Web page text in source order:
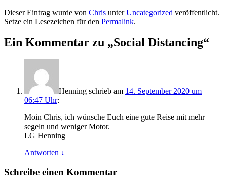
Dieser Eintrag wurde von Chris unterUncategorized veröffentlicht.
Setze ein Lesezeichen für den Permalink.
Ein Kommentar zu „Social Distancing“
Henning schrieb am 14. September 2020 um
06:47 Uhr:
Moin Chris, ich wünsche Euch eine gute Reise mit mehr
segeln und weniger Motor.
LG Henning
Antworten ↓
Schreibe einen Kommentar